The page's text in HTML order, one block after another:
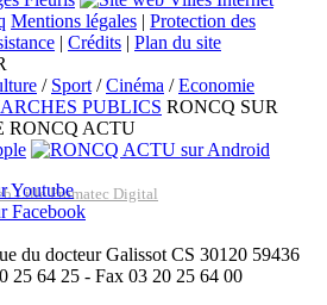
Mentions légales | Protection des
| Crédits | Plan du site
/ Sport/Cinéma /Economie
PUBLICS RONCQ SUR
RONCQ ACTU
Lille Promatec Digital
du docteur Galissot CS 30120 59436
25 64 25 - Fax 03 20 25 64 00